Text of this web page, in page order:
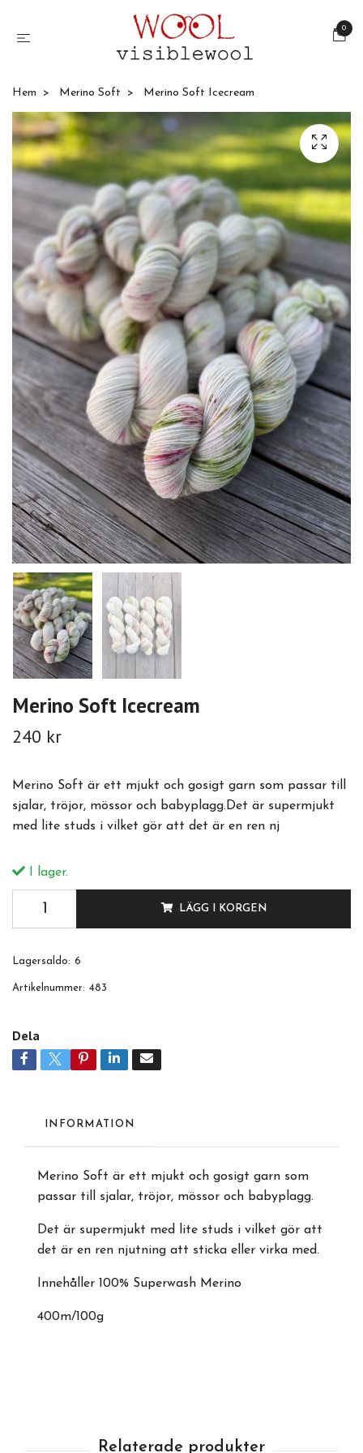
0
Hem Merino Soft Merino Soft Icecream
Merino Soft Icecream
240 kr
Merino Soft är ett mjukt och gosigt garn som passar till
sjalar, tröjor, mössor och babyplagg.Det är supermjukt
med lite studs i vilket gör att det är en ren nj
I lager.
LÄGG I KORGEN
Lagersaldo: 6
Artikelnummer: 483
Dela
INFORMATION
Merino Soft är ett mjukt och gosigt garn som
passar till sjalar, tröjor, mössor och babyplagg.
Det är supermjukt med lite studs i vilket gör att
det är en ren njutning att sticka eller virka med.
Innehåller 100% Superwash Merino
400m/100g